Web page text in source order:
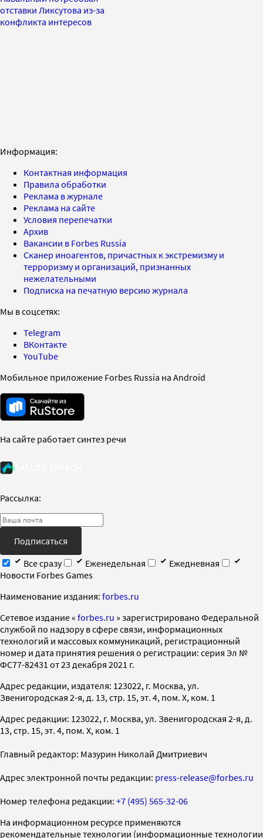
отставки Ликсутова из-за
конфликта интересов
Информация:
Контактная информация
Правила обработки
Реклама в журнале
Реклама на сайте
Условия перепечатки
Архив
Вакансии в Forbes Russia
Сканер иноагентов, причастных к экстремизму и
терроризму и организаций, признанных
нежелательными
Подписка на печатную версию журнала
Мы в соцсетях:
Telegram
ВКонтакте
YouTube
Мобильное приложение Forbes Russia на Android
На сайте работает синтез речи
Рассылка:
Подписаться
Все сразу
Еженедельная
Ежедневная
Новости Forbes Games
Наименование издания: forbes.ru
Cетевое издание « forbes.ru » зарегистрировано Федеральной
службой по надзору в сфере связи, информационных
технологий и массовых коммуникаций, регистрационный
номер и дата принятия решения о регистрации: серия Эл №
ФС77-82431 от 23 декабря 2021 г.
Адрес редакции, издателя: 123022, г. Москва, ул.
Звенигородская 2-я, д. 13, стр. 15, эт. 4, пом. X, ком. 1
Адрес редакции: 123022, г. Москва, ул. Звенигородская 2-я, д.
13, стр. 15, эт. 4, пом. X, ком. 1
Главный редактор: Мазурин Николай Дмитриевич
Адрес электронной почты редакции: press-release@forbes.ru
Номер телефона редакции: +7 (495) 565-32-06
На информационном ресурсе применяются
рекомендательные технологии (информационные технологии